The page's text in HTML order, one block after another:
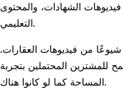
فيديوهات الشهادات، والمحتوى
التعليمي.
شيوعًا من فيديوهات العقارات.
للمشترين المحتملين بتجربة
المساحة كما لو كانوا هناك.